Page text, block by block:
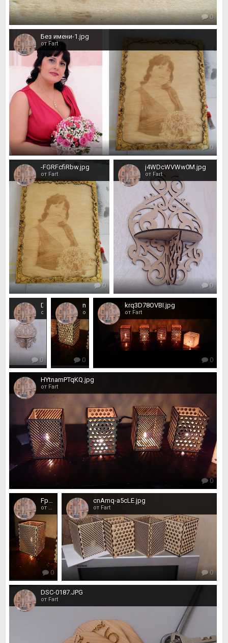
0
Без имени-1.jpg
от Fart
0
-FGRFcfiRbw.jpg
от Fart
0
j4WDcWVWw0M.jpg
от Fart
0
0 0
krq3D78OVBI.jpg
от Fart
0
HYtnamPTqKQ.jpg
от Fart
0
FpJf9jEIKjI.jpg
от Fart
0
cnAmq-a5cLE.jpg
от Fart
0
DSC-0187.JPG
от Fart